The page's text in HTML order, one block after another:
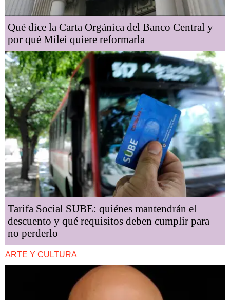
Qué dice la Carta Orgánica del Banco Central y
por qué Milei quiere reformarla
Tarifa Social SUBE: quiénes mantendrán el
descuento y qué requisitos deben cumplir para
no perderlo
ARTE Y CULTURA